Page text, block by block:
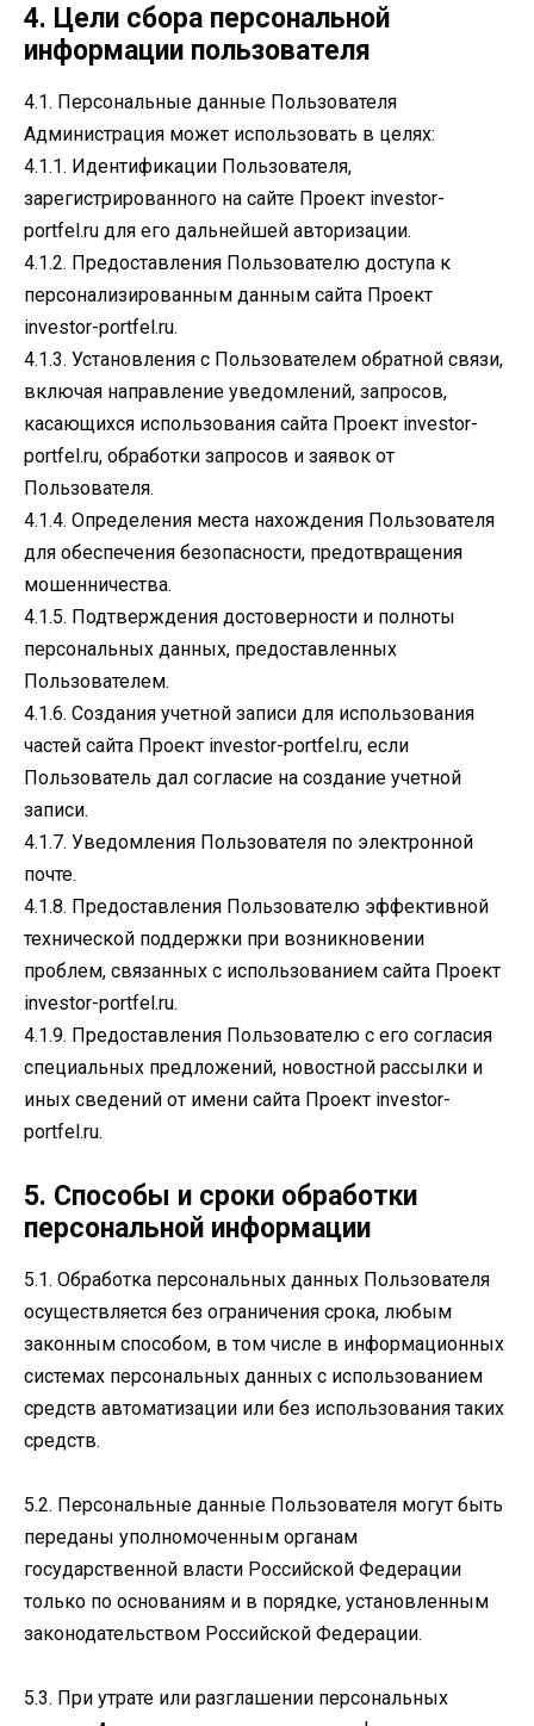
4. Цели сбора персональной
информации пользователя
4.1. Персональные данные Пользователя
Администрация может использовать в целях:
4.1.1. Идентификации Пользователя,
зарегистрированного на сайте Проект investor-
portfel.ru для его дальнейшей авторизации.
4.1.2. Предоставления Пользователю доступа к
персонализированным данным сайта Проект
investor-portfel.ru.
4.1.3. Установления с Пользователем обратной связи,
включая направление уведомлений, запросов,
касающихся использования сайта Проект investor-
portfel.ru, обработки запросов и заявок от
Пользователя.
4.1.4. Определения места нахождения Пользователя
для обеспечения безопасности, предотвращения
мошенничества.
4.1.5. Подтверждения достоверности и полноты
персональных данных, предоставленных
Пользователем.
4.1.6. Создания учетной записи для использования
частей сайта Проект investor-portfel.ru, если
Пользователь дал согласие на создание учетной
записи.
4.1.7. Уведомления Пользователя по электронной
почте.
4.1.8. Предоставления Пользователю эффективной
технической поддержки при возникновении
проблем, связанных с использованием сайта Проект
investor-portfel.ru.
4.1.9. Предоставления Пользователю с его согласия
специальных предложений, новостной рассылки и
иных сведений от имени сайта Проект investor-
portfel.ru.
5. Способы и сроки обработки
персональной информации
5.1. Обработка персональных данных Пользователя
осуществляется без ограничения срока, любым
законным способом, в том числе в информационных
системах персональных данных с использованием
средств автоматизации или без использования таких
средств.
5.2. Персональные данные Пользователя могут быть
переданы уполномоченным органам
государственной власти Российской Федерации
только по основаниям и в порядке, установленным
законодательством Российской Федерации.
5.3. При утрате или разглашении персональных